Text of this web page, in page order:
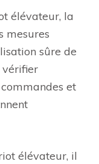
élévateur, la
mesures
sûre de
vérifier
et
élévateur, il